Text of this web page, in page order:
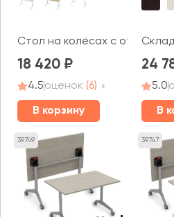
Стол на колёсах с
18 420
4.5оценок (6)
В корзину
24
5.0
В
39749 39747